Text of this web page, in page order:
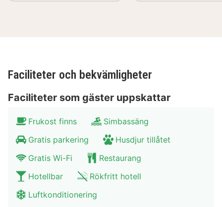
mountainbikecyklister. Se till att besöka de berömda
grottorna i Han-sur-Lesse i området. Den gamla
stadskärnan i Dinant ligger inom gångavstånd från
hotellet. Centret erbjuder mycket underhållning i form
av shopping, sightseeing, att äta och dricka. Besök
klostret Leffe och beundra det berömda citadellet i
Dinant.
Beskrivningen av hotellet är automatiskt översatt med
Google Translate
Faciliteter och bekvämligheter
Faciliteter som gäster uppskattar
Frukost finns
Simbassäng
Gratis parkering
Husdjur tillåtet
Gratis Wi-Fi
Restaurang
Hotellbar
Rökfritt hotell
Luftkonditionering